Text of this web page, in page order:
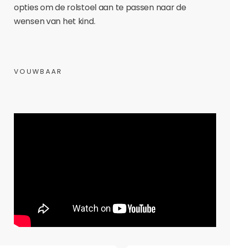
opties om de rolstoel aan te passen naar de
wensen van het kind.
VOUWBAAR